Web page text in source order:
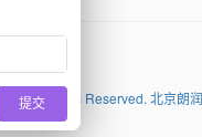
All Rights Reserved. 北京
提交